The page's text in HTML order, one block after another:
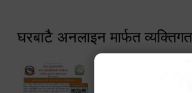
घरबाटै अनलाइन मार्फत